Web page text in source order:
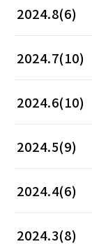
2024.8(6)
2024.7(10)
2024.6(10)
2024.5(9)
2024.4(6)
2024.3(8)